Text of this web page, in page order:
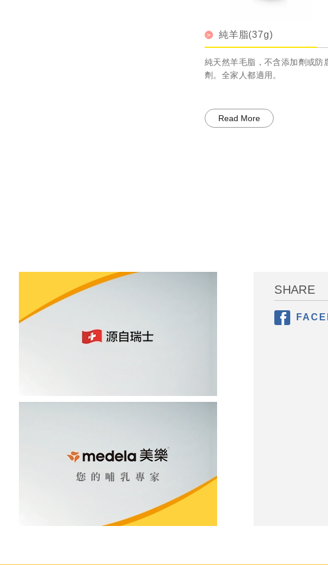
純羊脂(37g)
純天然羊毛脂，不含添加劑或防
劑。全家人都適用。
Read More
SHARE
分享至